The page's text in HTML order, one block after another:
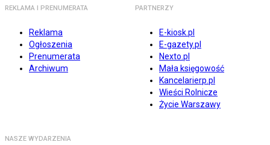
REKLAMA I PRENUMERATA
Reklama
Ogłoszenia
Prenumerata
Archiwum
PARTNERZY
E-kiosk.pl
E-gazety.pl
Nexto.pl
Mała księgowość
Kancelarierp.pl
Wieści Rolnicze
Życie Warszawy
NASZE WYDARZENIA